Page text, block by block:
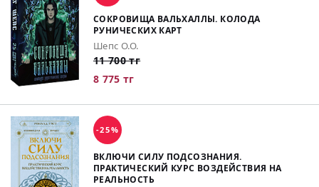
СОКРОВИЩА ВАЛЬХАЛЛЫ. КОЛОДА
РУНИЧЕСКИХ КАРТ
Шепс О.О.
11 700 тг
8 775 тг
-25%
ВКЛЮЧИ СИЛУ ПОДСОЗНАНИЯ.
ПРАКТИЧЕСКИЙ КУРС ВОЗДЕЙСТВИЯ НА
РЕАЛЬНОСТЬ